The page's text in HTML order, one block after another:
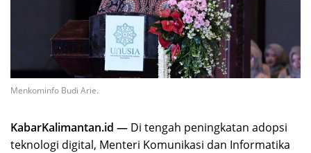
Menkominfo Budi Arie.
KabarKalimantan.id — Di tengah peningkatan adopsi
teknologi digital, Menteri Komunikasi dan Informatika